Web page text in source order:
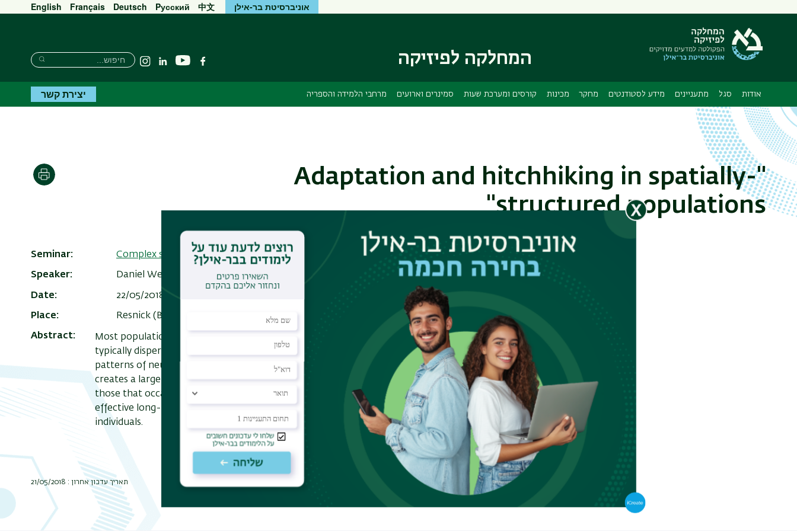
תפריט
משני
אוניברסיטת בר-אילן English Français Deutsch Pусский 中文
המחלקה לפיזיקה פייסבוקיוטיוב Linkedin
Instagram
חיפוש
חיפוש
חיפוש
אודות סגל מתעניינים מידע לסטודנטים מחקר מכינות קורסים ומערכת שעות סמינרים וארועים מרחבי הלמידה והספריה יצירת קשר
"Adaptation and hitchhiking in spatially-
structured populations"
הדפסה
Seminar Complex systems
Speaker Daniel Weismann, Emory
Date 22/05/2018 , 13:30
Place Resnick (Bldg. 209) 2nd floor seminar room
Abstract
Most populations are spread over spatial ranges that are far larger than individuals
typically disperse. How does this affect how quickly they can adapt, and what kinds of
patterns of neutral genetic diversity do we expect? We find that spatial structure
creates a large gap in adaptibility between populations which are totally asexual and
those that occasionally recombine. We also find that adaptation creates a kind of
effective long-range dispersal, increases relatedness between spatially distant
individuals.
תאריך עדכון אחרון : 21/05/2018